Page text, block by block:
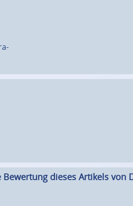
dieses Artikels von